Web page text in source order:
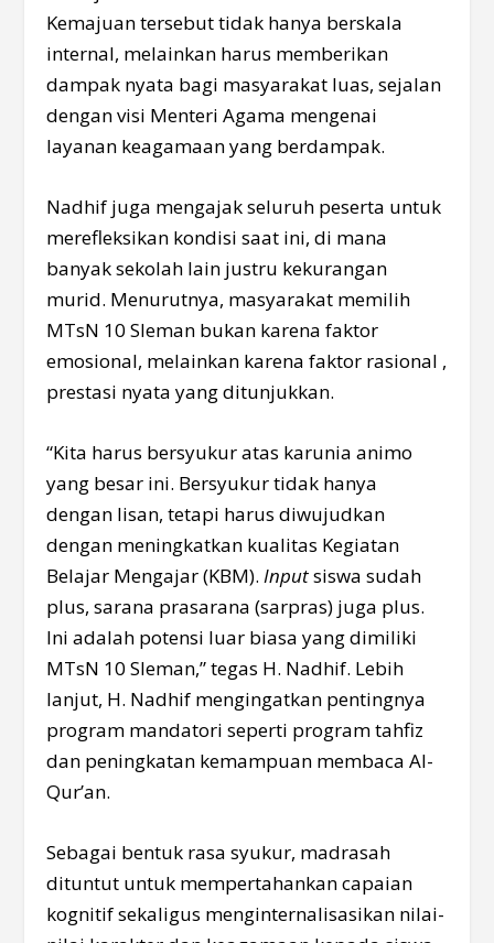
Kemajuan tersebut tidak hanya berskala
internal, melainkan harus memberikan
dampak nyata bagi masyarakat luas, sejalan
dengan visi Menteri Agama mengenai
layanan keagamaan yang berdampak.
Nadhif juga mengajak seluruh peserta untuk
merefleksikan kondisi saat ini, di mana
banyak sekolah lain justru kekurangan
murid. Menurutnya, masyarakat memilih
MTsN 10 Sleman bukan karena faktor
emosional, melainkan karena faktor rasional ,
prestasi nyata yang ditunjukkan.
“Kita harus bersyukur atas karunia animo
yang besar ini. Bersyukur tidak hanya
dengan lisan, tetapi harus diwujudkan
dengan meningkatkan kualitas Kegiatan
Belajar Mengajar (KBM).Inputsiswa sudah
plus, sarana prasarana (sarpras) juga plus.
Ini adalah potensi luar biasa yang dimiliki
MTsN 10 Sleman,” tegas H. Nadhif. Lebih
lanjut, H. Nadhif mengingatkan pentingnya
program mandatori seperti program tahfiz
dan peningkatan kemampuan membaca Al-
Qur’an.
Sebagai bentuk rasa syukur, madrasah
dituntut untuk mempertahankan capaian
kognitif sekaligus menginternalisasikan nilai-